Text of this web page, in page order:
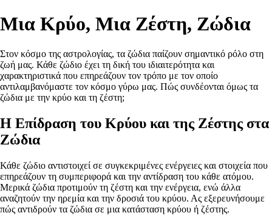
Μια Κρύο, Μια Ζέστη, Ζώδια
Στον κόσμο της αστρολογίας, τα ζώδια παίζουν σημαντικό ρόλο στη
ζωή μας. Κάθε ζώδιο έχει τη δική του ιδιαιτερότητα και
χαρακτηριστικά που επηρεάζουν τον τρόπο με τον οποίο
αντιλαμβανόμαστε τον κόσμο γύρω μας. Πώς συνδέονται όμως τα
ζώδια με την κρύο και τη ζέστη;
Η Επίδραση του Κρύου και της Ζέστης στα
Ζώδια
Κάθε ζώδιο αντιστοιχεί σε συγκεκριμένες ενέργειες και στοιχεία που
επηρεάζουν τη συμπεριφορά και την αντίδραση του κάθε ατόμου.
Μερικά ζώδια προτιμούν τη ζέστη και την ενέργεια, ενώ άλλα
αναζητούν την ηρεμία και την δροσιά του κρύου. Ας εξερευνήσουμε
πώς αντιδρούν τα ζώδια σε μια κατάσταση κρύου ή ζέστης.